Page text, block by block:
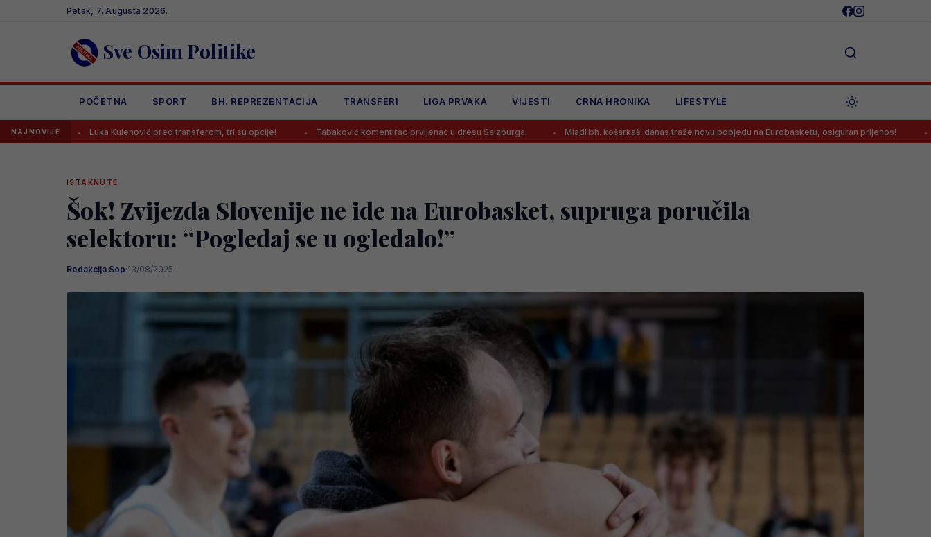
Petak, 7. Augusta 2026.
Sve Osim Politike
POČETNA SPORT BH. REPREZENTACIJA TRANSFERI LIGA PRVAKA VIJESTI CRNA HRONIKA LIFESTYLE
NAJNOVIJE
Luka Kulenović pred transferom, tri su opcije! Tabaković komentirao prvijenac u dresu Salzburga Mladi bh. košarkaši danas traže novu pobjedu na Eurobasketu, osiguran prijenos! Velež doveo
ISTAKNUTE
Šok! Zvijezda Slovenije ne ide na Eurobasket, supruga poručila
selektoru: “Pogledaj se u ogledalo!”
Redakcija Sop·13/08/2025